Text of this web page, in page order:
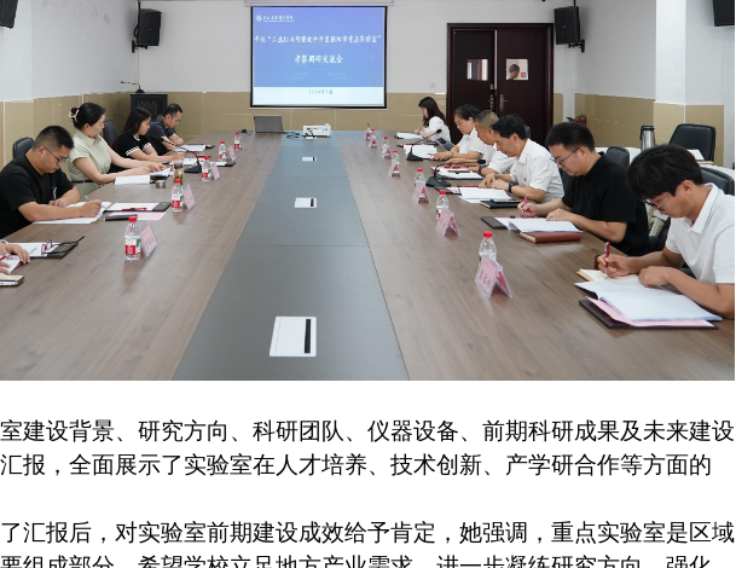
建设背景、研究方向、科研团队、仪器设备、前期科研成果及未来建设
报，全面展示了实验室在人才培养、技术创新、产学研合作等方面的
汇报后，对实验室前期建设成效给予肯定，她强调，重点实验室是区域